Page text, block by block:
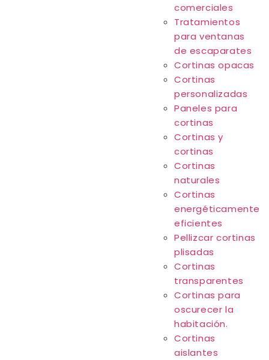
comerciales
Tratamientos
para ventanas
de escaparates
Cortinas opacas
Cortinas
personalizadas
Paneles para
cortinas
Cortinas y
cortinas
Cortinas
naturales
Cortinas
energéticamente
eficientes
Pellizcar cortinas
plisadas
Cortinas
transparentes
Cortinas para
oscurecer la
habitación.
Cortinas
aislantes